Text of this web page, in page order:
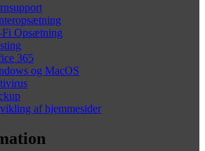
Opsætning
365
og MacOS
af hjemmesider